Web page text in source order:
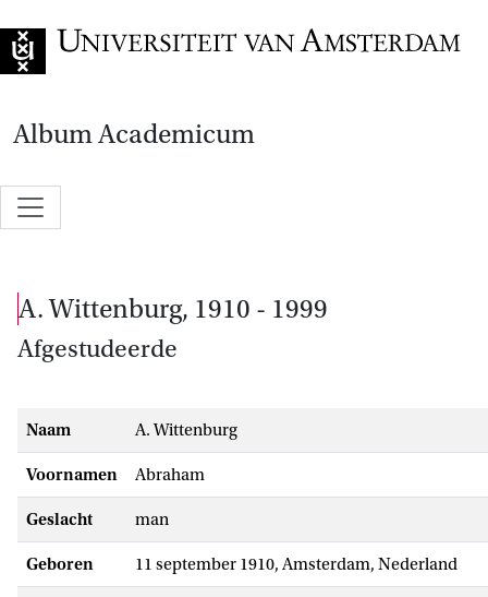
Album Academicum
A. Wittenburg, 1910 - 1999
Afgestudeerde
Naam A. Wittenburg
Voornamen Abraham
Geslacht man
Geboren 11 september 1910, Amsterdam, Nederland